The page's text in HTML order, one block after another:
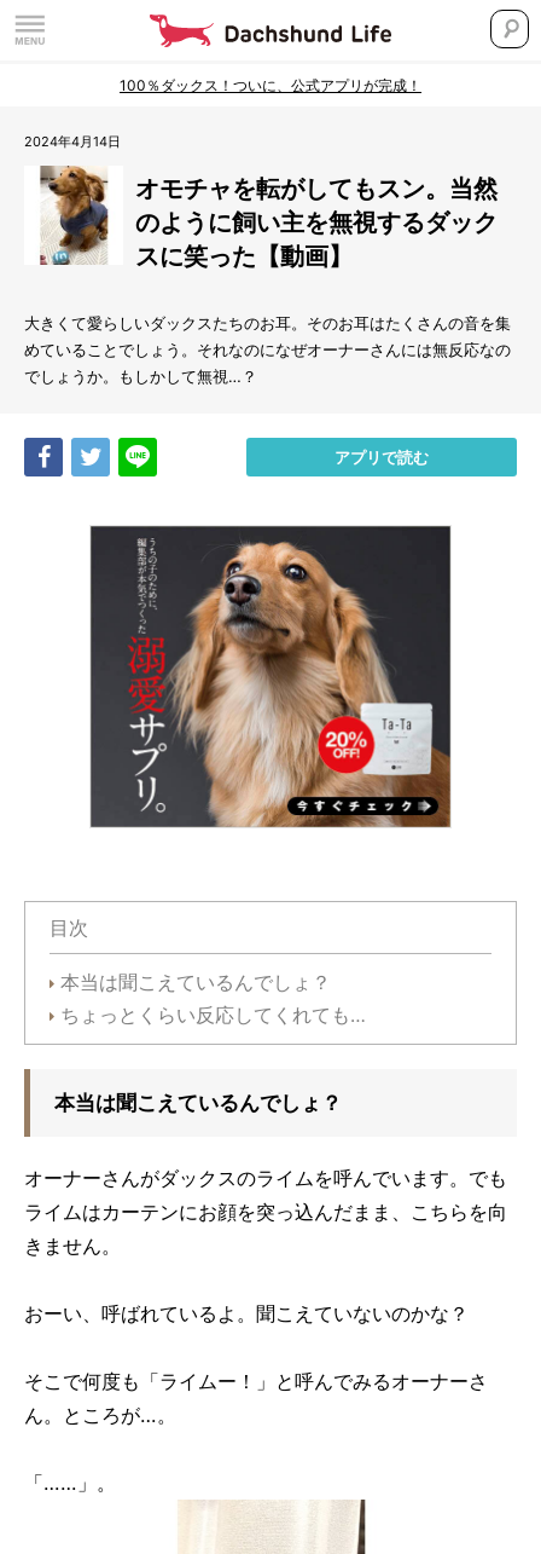
100％ダックス！ついに、公式アプリが完成！
2024年4月14日
オモチャを転がしてもスン。当然
のように飼い主を無視するダック
スに笑った【動画】
大きくて愛らしいダックスたちのお耳。そのお耳はたくさんの音を集
めていることでしょう。それなのになぜオーナーさんには無反応なの
でしょうか。もしかして無視…？
Share Tweet アプリで読む
目次
本当は聞こえているんでしょ？
ちょっとくらい反応してくれても…
本当は聞こえているんでしょ？
オーナーさんがダックスのライムを呼んでいます。でも
ライムはカーテンにお顔を突っ込んだまま、こちらを向
きません。
おーい、呼ばれているよ。聞こえていないのかな？
そこで何度も「ライムー！」と呼んでみるオーナーさ
ん。ところが…。
「……」。